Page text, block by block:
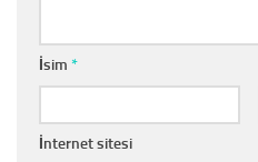
İsim *
İnternet sitesi